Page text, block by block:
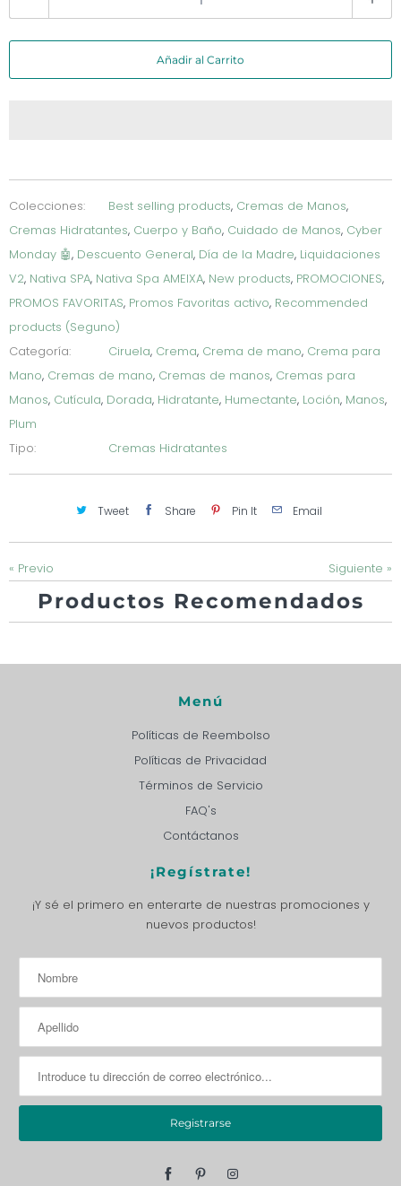
a
n
Añadir al Carrito
Colecciones: Best selling products, Cremas de Manos,
Cremas Hidratantes, Cuerpo y Baño, Cuidado de Manos, Cyber
Monday 🤖, Descuento General, Día de la Madre, Liquidaciones
V2, Nativa SPA, Nativa Spa AMEIXA, New products, PROMOCIONES,
PROMOS FAVORITAS, Promos Favoritas activo, Recommended
products (Seguno)
Categoría:
Ciruela, Crema, Crema de mano, Crema para
Mano, Cremas de mano, Cremas de manos, Cremas para
Manos, Cutícula, Dorada, Hidratante, Humectante, Loción, Manos,
Plum
Tipo:
Cremas Hidratantes
Tweet Share Pin It Email
Siguiente »
« Previo
Productos Recomendados
Menú
Políticas de Reembolso
Políticas de Privacidad
Términos de Servicio
FAQ's
Contáctanos
¡Regístrate!
¡Y sé el primero en enterarte de nuestras promociones y
nuevos productos!